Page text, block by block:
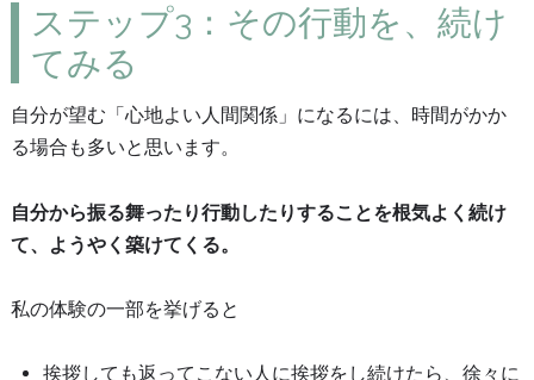
ステップ3：その行動を、続け
てみる
自分が望む「心地よい人間関係」になるには、時間がかか
る場合も多いと思います。
自分から振る舞ったり行動したりすることを根気よく続け
て、ようやく築けてくる。
私の体験の一部を挙げると
挨拶しても返ってこない人に挨拶をし続けたら、徐々に